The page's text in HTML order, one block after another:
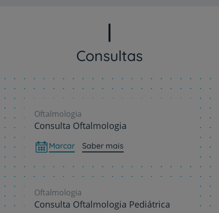
Consultas
Oftalmologia
Consulta Oftalmologia
Marcar Saber mais
Oftalmologia
Consulta Oftalmologia Pediátrica